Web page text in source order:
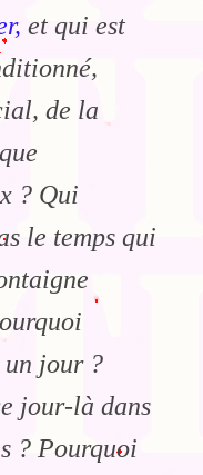
et qui est
de la
? Qui
le temps qui
jour ?
jour-là dans
? Pourquoi